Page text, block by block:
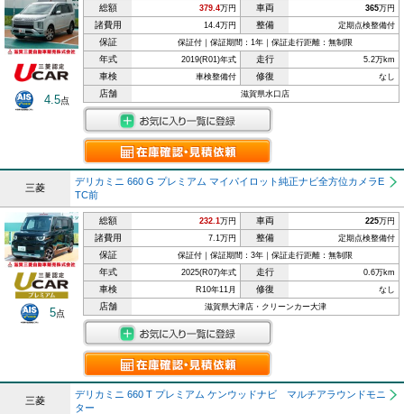
4.5点
総額 379.4万円 車両 365万円
諸費用 14.4万円 整備 定期点検整備付
保証 保証付｜保証期間：1年｜保証走行距離：無制限
年式 2019(R01)年式 走行 5.2万km
車検 車検整備付 修復 なし
店舗 滋賀県水口店
三菱
デリカミニ 660 G プレミアム マイパイロット純正ナビ全方位カメラE
TC前
5点
総額 232.1万円 車両 225万円
諸費用 7.1万円 整備 定期点検整備付
保証 保証付｜保証期間：3年｜保証走行距離：無制限
年式 2025(R07)年式 走行 0.6万km
車検 R10年11月 修復 なし
店舗 滋賀県大津店・クリーンカー大津
三菱
デリカミニ 660 T プレミアム ケンウッドナビ マルチアラウンドモニ
ター